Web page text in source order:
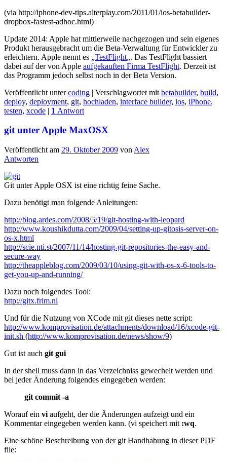
(via http://iphone-dev-tips.alterplay.com/2011/01/ios-betabuilder-
dropbox-fastest-adhoc.html)
Update 2014: Apple hat mittlerweile nachgezogen und sein eigenes
Produkt herausgebracht um die Beta-Verwaltung für Entwickler zu
erleichtern. Apple nennt es „TestFlight„. Das TestFlight bassiert
dabei auf der von Apple aufgekauften Firma TestFlight. Derzeit ist
das Programm jedoch selbst noch in der Beta Version.
Veröffentlicht unter coding | Verschlagwortet mit betabuilder, build,
deploy, deployment, git, hochladen, interface builder, ios, iPhone,
testen, xcode | 1 Antwort
git unter Apple MaxOSX
Veröffentlicht am 29. Oktober 2009 von Alex
Antworten
Git unter Apple OSX ist eine richtig feine Sache.
Dazu benötigt man folgende Anleitungen:
http://blog.ardes.com/2008/5/19/git-hosting-with-leopard
http://www.koushikdutta.com/2009/04/setting-up-gitosis-server-on-
os-x.html
http://scie.nti.st/2007/11/14/hosting-git-repositories-the-easy-and-
secure-way
http://theappleblog.com/2009/03/10/using-git-with-os-x-6-tools-to-
get-you-up-and-running/
Dazu noch folgendes Tool:
http://gitx.frim.nl
Und für die Nutzung von XCode mit git dieses nette script:
http://www.komprovisation.de/attachments/download/16/xcode-git-
init.sh (http://www.komprovisation.de/news/show/9)
Gut ist auch git gui
In der shell muss dann in das Verzeichniss gewechelt werden und
bei jeder Änderung folgendes eingegeben werden:
git commit -a
Worauf ein vi aufgeht, der die Änderungen aufzeigt und ein
Kommentar eingegeben werden kann. (vi speichert mit :wq.
Eine schöne Beschreibung von der git Handhabung in dieser PDF
file: